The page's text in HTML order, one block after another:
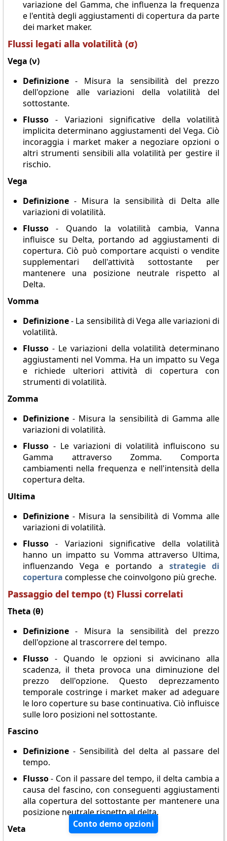
variazione del Gamma, che influenza la frequenza
e l'entità degli aggiustamenti di copertura da parte
dei market maker.
Flussi legati alla volatilità (σ)
Vega (ν)
Definizione- Misura la sensibilità del prezzo
dell'opzione alle variazioni della volatilità del
sottostante.
Flusso- Variazioni significative della volatilità
implicita determinano aggiustamenti del Vega. Ciò
incoraggia i market maker a negoziare opzioni o
altri strumenti sensibili alla volatilità per gestire il
rischio.
Vega
Definizione- Misura la sensibilità di Delta alle
variazioni di volatilità.
Flusso- Quando la volatilità cambia, Vanna
influisce su Delta, portando ad aggiustamenti di
copertura. Ciò può comportare acquisti o vendite
supplementari dell'attività sottostante per
mantenere una posizione neutrale rispetto al
Delta.
Vomma
Definizione- La sensibilità di Vega alle variazioni di
volatilità.
Flusso- Le variazioni della volatilità determinano
aggiustamenti nel Vomma. Ha un impatto su Vega
e richiede ulteriori attività di copertura con
strumenti di volatilità.
Zomma
Definizione- Misura la sensibilità di Gamma alle
variazioni di volatilità.
Flusso- Le variazioni di volatilità influiscono su
Gamma attraverso Zomma. Comporta
cambiamenti nella frequenza e nell'intensità della
copertura delta.
Ultima
Definizione- Misura la sensibilità di Vomma alle
variazioni di volatilità.
Flusso- Variazioni significative della volatilità
hanno un impatto su Vomma attraverso Ultima,
influenzando Vega e portando astrategie di
copertura complesse che coinvolgono più greche.
Passaggio del tempo (t) Flussi correlati
Theta (θ)
Definizione- Misura la sensibilità del prezzo
dell'opzione al trascorrere del tempo.
Flusso- Quando le opzioni si avvicinano alla
scadenza, il theta provoca una diminuzione del
prezzo dell'opzione. Questo deprezzamento
temporale costringe i market maker ad adeguare
le loro coperture su base continuativa. Ciò influisce
sulle loro posizioni nel sottostante.
Fascino
Definizione- Sensibilità del delta al passare del
tempo.
Flusso- Con il passare del tempo, il delta cambia a
causa del fascino, con conseguenti aggiustamenti
alla copertura del sottostante per mantenere una
posizione neutrale rispetto al delta.
Veta
Conto demo opzioni